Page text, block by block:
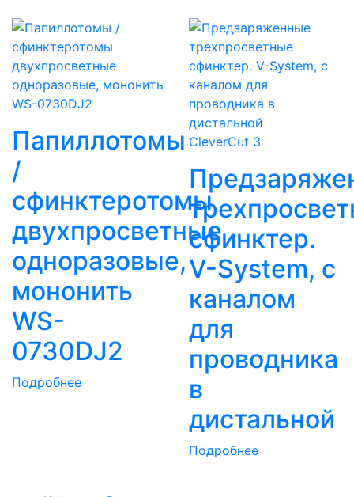
Папиллотомы
/
сфинктеротомы
двухпросветные
одноразовые,
мононить
WS-
0730DJ2
Подробнее
CleverCut 3
сфинктер.
V-System, с
каналом
для
проводника
в
дистальной
Подробнее